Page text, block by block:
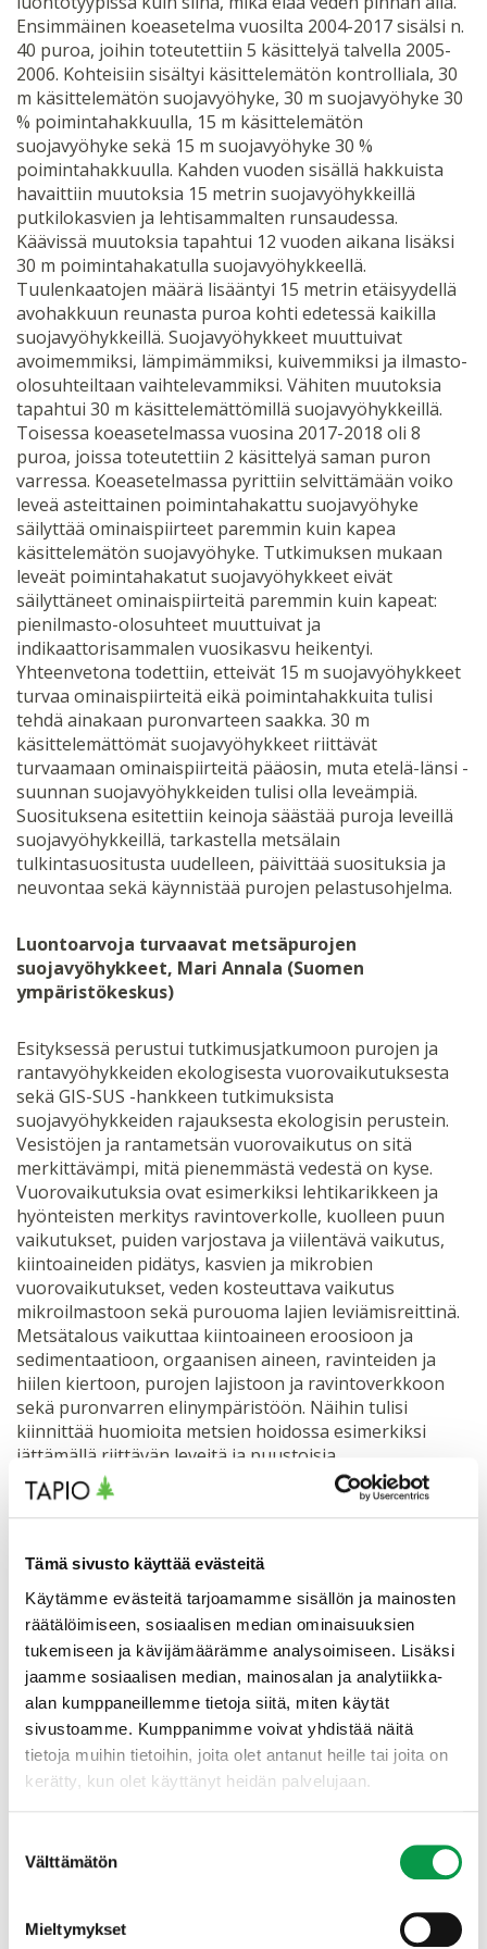
Tämä sivusto käyttää evästeitä
Käytämme evästeitä tarjoamamme sisällön ja mainosten
räätälöimiseen, sosiaalisen median ominaisuuksien
tukemiseen ja kävijämäärämme analysoimiseen. Lisäksi
jaamme sosiaalisen median, mainosalan ja analytiikka-
alan kumppaneillemme tietoja siitä, miten käytät
sivustoamme. Kumppanimme voivat yhdistää näitä
tietoja muihin tietoihin, joita olet antanut heille tai joita on
kerätty, kun olet käyttänyt heidän palvelujaan.
valinta
Välttämätön
Mieltymykset
Ensimmäinen koeasetelma vuosilta 2004-2017 sisälsi n.
40 puroa, joihin toteutettiin 5 käsittelyä talvella 2005-
2006. Kohteisiin sisältyi käsittelemätön kontrolliala, 30
m käsittelemätön suojavyöhyke, 30 m suojavyöhyke 30
% poimintahakkuulla, 15 m käsittelemätön
suojavyöhyke sekä 15 m suojavyöhyke 30 %
poimintahakkuulla. Kahden vuoden sisällä hakkuista
havaittiin muutoksia 15 metrin suojavyöhykkeillä
putkilokasvien ja lehtisammalten runsaudessa.
Käävissä muutoksia tapahtui 12 vuoden aikana lisäksi
30 m poimintahakatulla suojavyöhykkeellä.
Tuulenkaatojen määrä lisääntyi 15 metrin etäisyydellä
avohakkuun reunasta puroa kohti edetessä kaikilla
suojavyöhykkeillä. Suojavyöhykkeet muuttuivat
avoimemmiksi, lämpimämmiksi, kuivemmiksi ja ilmasto-
olosuhteiltaan vaihtelevammiksi. Vähiten muutoksia
tapahtui 30 m käsittelemättömillä suojavyöhykkeillä.
Toisessa koeasetelmassa vuosina 2017-2018 oli 8
puroa, joissa toteutettiin 2 käsittelyä saman puron
varressa. Koeasetelmassa pyrittiin selvittämään voiko
leveä asteittainen poimintahakattu suojavyöhyke
säilyttää ominaispiirteet paremmin kuin kapea
käsittelemätön suojavyöhyke. Tutkimuksen mukaan
leveät poimintahakatut suojavyöhykkeet eivät
säilyttäneet ominaispiirteitä paremmin kuin kapeat:
pienilmasto-olosuhteet muuttuivat ja
indikaattorisammalen vuosikasvu heikentyi.
Yhteenvetona todettiin, etteivät 15 m suojavyöhykkeet
turvaa ominaispiirteitä eikä poimintahakkuita tulisi
tehdä ainakaan puronvarteen saakka. 30 m
käsittelemättömät suojavyöhykkeet riittävät
turvaamaan ominaispiirteitä pääosin, muta etelä-länsi -
suunnan suojavyöhykkeiden tulisi olla leveämpiä.
Suosituksena esitettiin keinoja säästää puroja leveillä
suojavyöhykkeillä, tarkastella metsälain
tulkintasuositusta uudelleen, päivittää suosituksia ja
neuvontaa sekä käynnistää purojen pelastusohjelma.
Luontoarvoja turvaavat metsäpurojen
suojavyöhykkeet, Mari Annala (Suomen
ympäristökeskus)
Esityksessä perustui tutkimusjatkumoon purojen ja
rantavyöhykkeiden ekologisesta vuorovaikutuksesta
sekä GIS-SUS -hankkeen tutkimuksista
suojavyöhykkeiden rajauksesta ekologisin perustein.
Vesistöjen ja rantametsän vuorovaikutus on sitä
merkittävämpi, mitä pienemmästä vedestä on kyse.
Vuorovaikutuksia ovat esimerkiksi lehtikarikkeen ja
hyönteisten merkitys ravintoverkolle, kuolleen puun
vaikutukset, puiden varjostava ja viilentävä vaikutus,
kiintoaineiden pidätys, kasvien ja mikrobien
vuorovaikutukset, veden kosteuttava vaikutus
mikroilmastoon sekä purouoma lajien leviämisreittinä.
Metsätalous vaikuttaa kiintoaineen eroosioon ja
sedimentaatioon, orgaanisen aineen, ravinteiden ja
hiilen kiertoon, purojen lajistoon ja ravintoverkkoon
sekä puronvarren elinympäristöön. Näihin tulisi
kiinnittää huomioita metsien hoidossa esimerkiksi
jättämällä riittävän leveitä ja puustoisia
suojavyöhykkeitä, vähentämällä ojituksia ja
maanmuokkauksia purojen lähellä, ylläpitämällä
vedenlaadun ylläpidon, on yhtenäinen, tarjoaa riittävän
varjostuksen ja lehtipuuston puron luontoarvojen ja
mikroilmaston ylläpitämiseksi. Lisäksi suojavyöhykkeen
on oltava helppo toteuttaa eikä sen tule olla liian kallis
maanomistajalle. Kohdistamalla suojavyöhyke
ekologisesti tärkeälle rantametsäelinympäristön
alueelle voidaan saada kustannussäästöjä.
Suojavyöhykkeen suunnittelussa voidaan hyödyntää
maaperän kosteusindeksiä, joka ilmaisee pohjaveden
etäisyyden maanpinnasta, sillä se tunnistaa
virtaveden monimuotoisuudelle, Petri Keto-Tokoi
(Tampereen ammattikorkeakoulu)